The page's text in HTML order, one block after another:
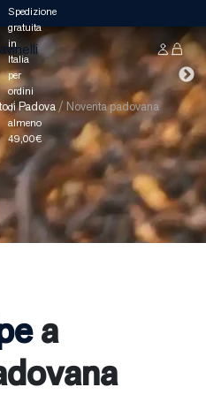
/Padova / Noventa padovana
a